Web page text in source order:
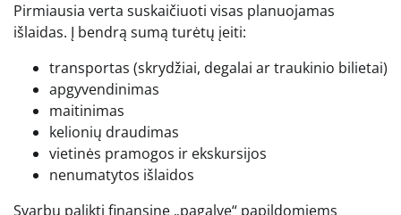
Pirmiausia verta suskaičiuoti visas planuojamas
išlaidas. Į bendrą sumą turėtų įeiti:
transportas (skrydžiai, degalai ar traukinio bilietai)
apgyvendinimas
maitinimas
kelionių draudimas
vietinės pramogos ir ekskursijos
nenumatytos išlaidos
Svarbu palikti finansinę „pagalvę“ papildomiems